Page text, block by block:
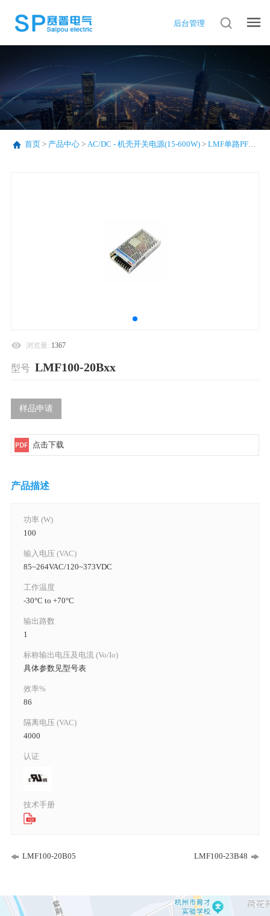
后台管理
首页> 产品中心> AC/DC - 机壳开关电源(15-600W)> LMF单路PFC系列(75-320W)
浏览量: 1367
型号 LMF100-20Bxx
样品申请
点击下载
产品描述
功率 (W)
100
输入电压 (VAC)
85~264VAC/120~373VDC
工作温度
-30°C to +70°C
输出路数
1
标称输出电压及电流 (Vo/Io)
具体参数见型号表
效率%
86
隔离电压 (VAC)
4000
认证
技术手册
LMF100-20B05 LMF100-23B48